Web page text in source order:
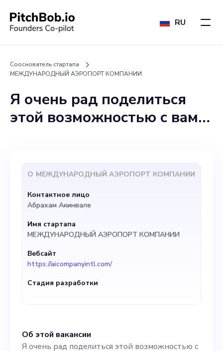
RU
Сооснователь стартапа
МЕЖДУНАРОДНЫЙ АЭРОПОРТ КОМПАНИИ
Я очень рад поделиться
этой возможностью с вами
по инновациям в
аэрокосмической отрасли и
информационных
технологиях
(AICOMPANYINTL). Мы
революционизируем
сектор беспилотных
устраняя существующие
Об этой вакансии
Я очень рад поделиться этой возможностью с
О МЕЖДУНАРОДНЫЙ АЭРОПОРТ КОМПАНИИ
Контактное лицо
Абрахам Акинвале
Имя стартапа
МЕЖДУНАРОДНЫЙ АЭРОПОРТ КОМПАНИИ
Вебсайт
https://aicompanyintl.com/
Стадия разработки